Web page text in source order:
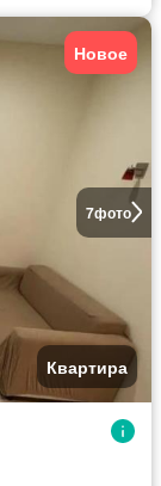
7фото
Новое
Квартира